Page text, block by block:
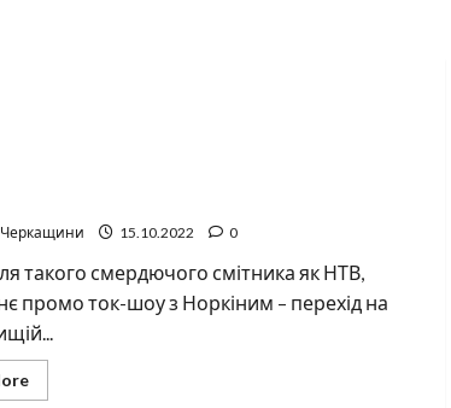
Черкащини 15.10.2022 0
такого смердючого смітника як НТВ,
промо ток-шоу з Норкіним – перехід на
Read
more